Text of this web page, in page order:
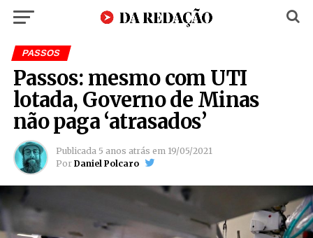
PASSOS
Passos: mesmo com UTI
lotada, Governo de Minas
não paga ‘atrasados’
Publicada 5 anos atrás em 19/05/2021
Por Daniel Polcaro